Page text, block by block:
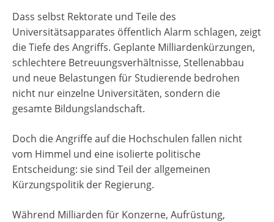
Dass selbst Rektorate und Teile des
Universitätsapparates öffentlich Alarm schlagen, zeigt
die Tiefe des Angriffs. Geplante Milliardenkürzungen,
schlechtere Betreuungsverhältnisse, Stellenabbau
und neue Belastungen für Studierende bedrohen
nicht nur einzelne Universitäten, sondern die
gesamte Bildungslandschaft.
Doch die Angriffe auf die Hochschulen fallen nicht
vom Himmel und eine isolierte politische
Entscheidung: sie sind Teil der allgemeinen
Kürzungspolitik der Regierung.
Während Milliarden für Konzerne, Aufrüstung,